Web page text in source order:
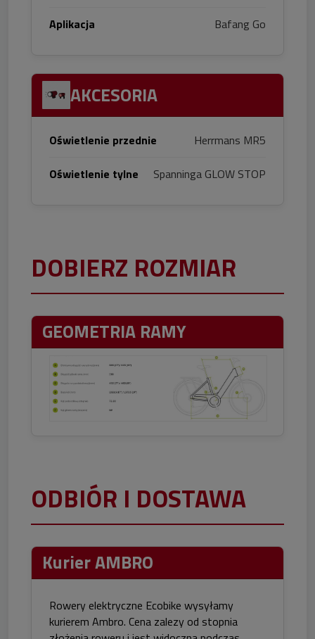
Aplikacja
Bafang Go
AKCESORIA
Oświetlenie przednie
Herrmans MR5
Oświetlenie tylne
Spanninga GLOW STOP
DOBIERZ ROZMIAR
GEOMETRIA RAMY
ODBIÓR I DOSTAWA
Kurier AMBRO
Rowery elektryczne Ecobike wysyłamy
kurierem Ambro. Cena zalezy od stopnia